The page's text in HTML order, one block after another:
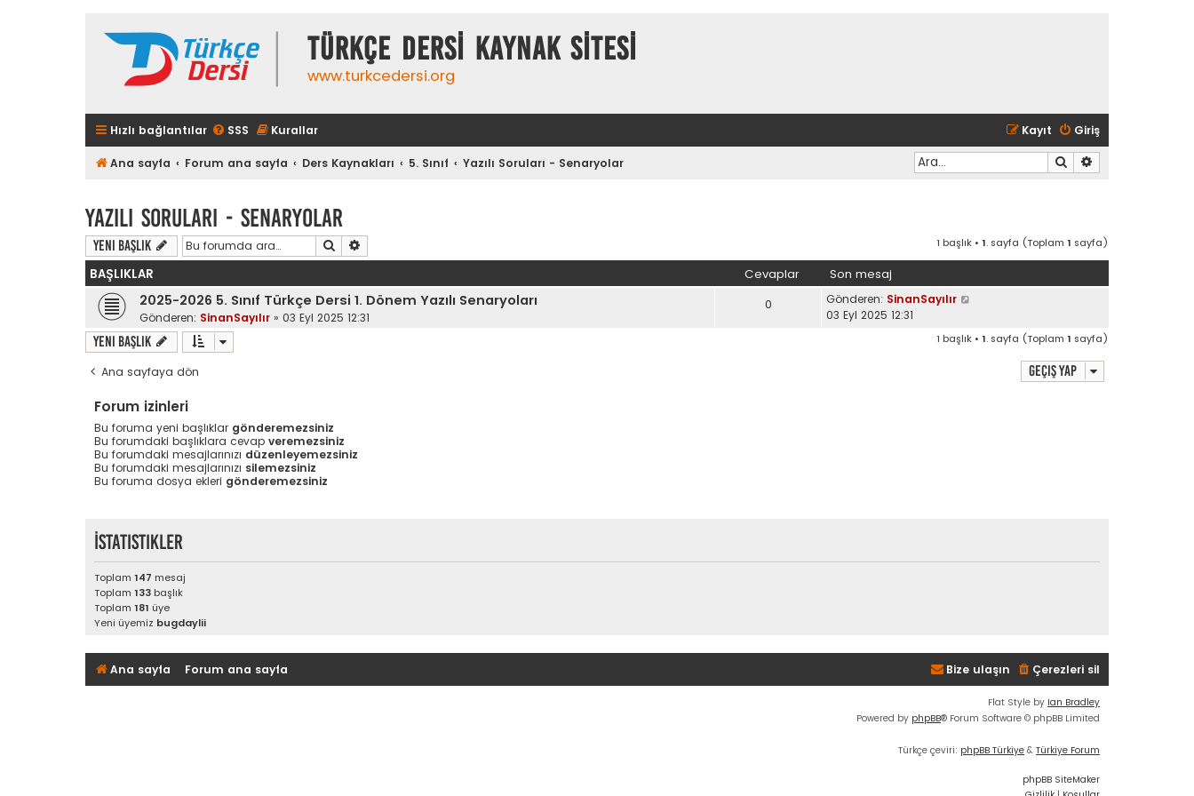
TÜRKÇE DERSİ KAYNAK SİTESİ
www.turkcedersi.org
Hızlı bağlantılar SSS Kurallar Giriş
Kayıt
Ana sayfa Forum ana sayfa Ders Kaynakları 5. Sınıf Yazılı Soruları - Senaryolar Ara
Yazılı Soruları - Senaryolar
Yeni Başlık Ara 1 başlık • 1. sayfa (Toplam 1 sayfa)
BAŞLIKLAR Cevaplar Son mesaj
2025-2026 5. Sınıf Türkçe Dersi 1. Dönem Yazılı Senaryoları
Gönderen: SinanSayılır » 03 Eyl 2025 12:31
0 Gönderen: SinanSayılır
03 Eyl 2025 12:31
Yeni Başlık 1 başlık • 1. sayfa (Toplam 1 sayfa)
Ana sayfaya dön Geçiş yap
Forum izinleri
Bu foruma yeni başlıklar gönderemezsiniz
Bu forumdaki başlıklara cevap veremezsiniz
Bu forumdaki mesajlarınızı düzenleyemezsiniz
Bu forumdaki mesajlarınızı silemezsiniz
Bu foruma dosya ekleri gönderemezsiniz
İstatistikler
Toplam 147 mesaj
Toplam 133 başlık
Toplam 181 üye
Yeni üyemiz bugdaylii
Ana sayfa Forum ana sayfa Çerezleri sil
Bize ulaşın
Flat Style by Ian Bradley
Powered by phpBB® Forum Software © phpBB Limited
Türkçe çeviri: phpBB Türkiye & Türkiye Forum
phpBB SiteMaker